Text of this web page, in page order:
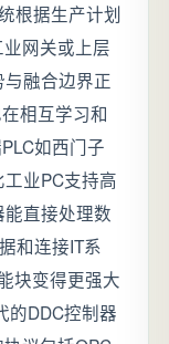
根据生产计划
网关或上层
融合边界正
相互学习和
如西门子
业PC支持高
直接处理数
和连接IT系
块变得更强大
的DDC控制器